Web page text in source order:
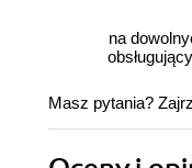
na
Masz pytania?